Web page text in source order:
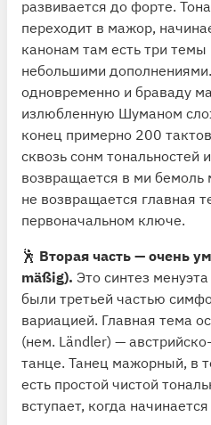
развивается до форте.
переходит в мажор,
канонам там есть три темы
небольшими
одновременно и браваду
излюбленную Шуманом
конец примерно 200
сквозь сонм тональностей
возвращается в ми бемоль
не возвращается главная
первоначальном ключе.
🕺 Вторая часть — очень
mäßig). Это синтез
были третьей частью
вариацией. Главная тема
(нем. Ländler) —
танце. Танец мажорный, в
есть простой чистой
вступает, когда